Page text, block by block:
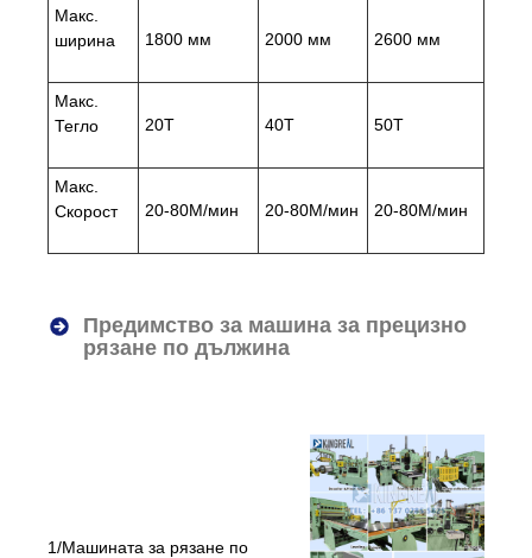
Макс.
ширина
1800 мм 2000 мм 2600 мм
Макс.
Тегло
20T 40T 50T
Макс.
Скорост
20-80M/мин 20-80M/мин 20-80M/мин
Предимство за машина за прецизно
рязане по дължина
1/Машината за рязане по